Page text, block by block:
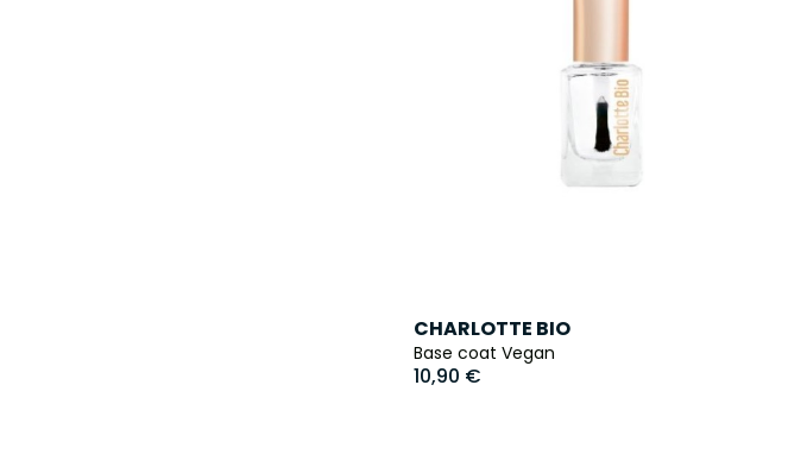
CHARLOTTE BIO
Base coat Vegan
10,90 €